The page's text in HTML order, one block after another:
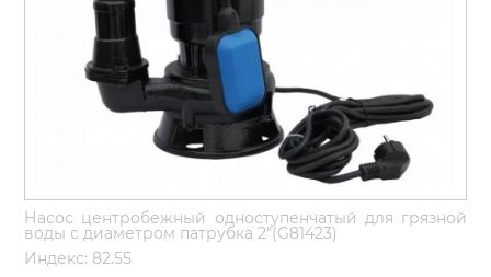
Насос центробежный одноступенчатый для грязной
воды с диаметром патрубка 2"(G81423)
Индекс: 82.55